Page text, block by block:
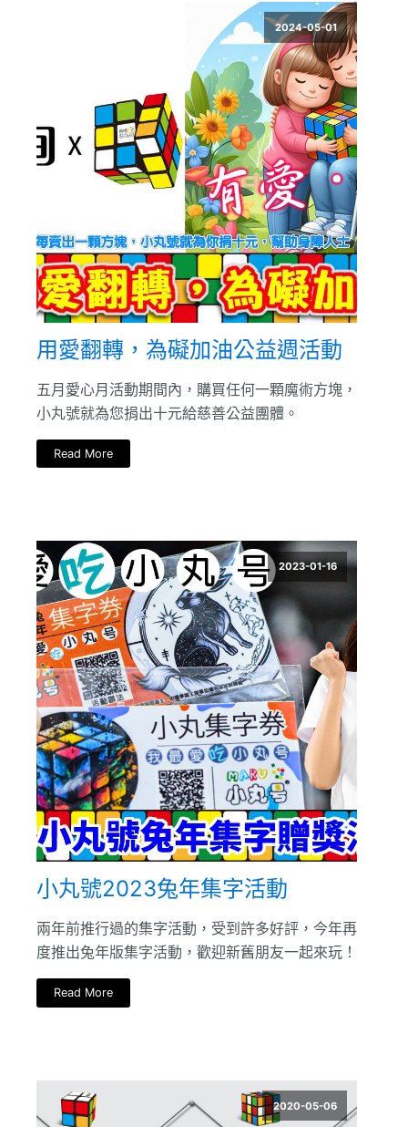
2024-05-01
用愛翻轉，為礙加油公益週活動
五月愛心月活動期間內，購買任何一顆魔術方塊，
小丸號就為您捐出十元給慈善公益團體。
Read More
2023-01-16
小丸號2023兔年集字活動
兩年前推行過的集字活動，受到許多好評，今年再
度推出兔年版集字活動，歡迎新舊朋友一起來玩！
Read More
2020-05-06